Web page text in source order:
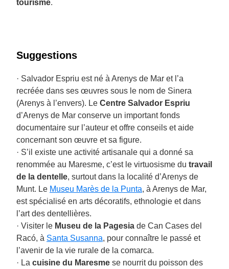
tourisme.
Suggestions
· Salvador Espriu est né à Arenys de Mar et l’a
recréée dans ses œuvres sous le nom de Sinera
(Arenys à l’envers). Le Centre Salvador Espriu
d’Arenys de Mar conserve un important fonds
documentaire sur l’auteur et offre conseils et aide
concernant son œuvre et sa figure.
· S’il existe une activité artisanale qui a donné sa
renommée au Maresme, c’est le virtuosisme du travail
de la dentelle, surtout dans la localité d’Arenys de
Munt. Le Museu Marès de la Punta, à Arenys de Mar,
est spécialisé en arts décoratifs, ethnologie et dans
l’art des dentellières.
· Visiter le Museu de la Pagesia de Can Cases del
Racó, à Santa Susanna, pour connaître le passé et
l’avenir de la vie rurale de la comarca.
· La cuisine du Maresme se nourrit du poisson des